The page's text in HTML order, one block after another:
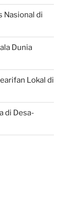
Nasional di
Dunia
Lokal di
di Desa-